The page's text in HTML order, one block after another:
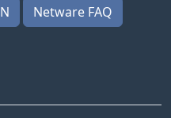
N Netware FAQ